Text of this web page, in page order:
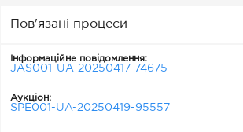
Пов'язані процеси
Інформаційне повідомлення:
JAS001-UA-20250417-74675
Аукціон:
SPE001-UA-20250419-95557